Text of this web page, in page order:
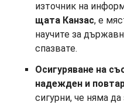
източник на
щата Канзас, е
научите за
спазвате.
Осигуряване на
надежден и
сигурни, че няма